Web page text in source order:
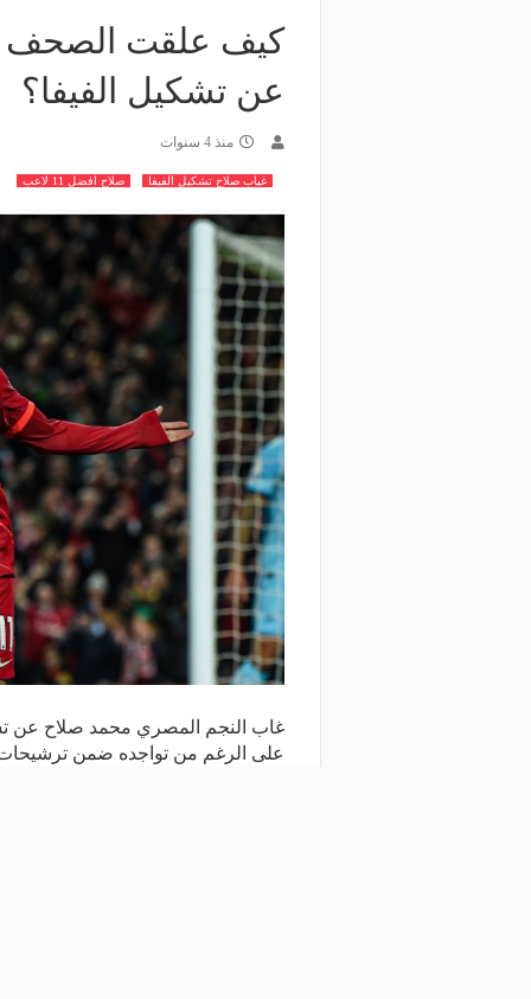
كيف علقت الصحف
عن تشكيل الفيفا؟
منذ 4 سنوات
غياب صلاح تشكيل الفيفا صلاح افضل 11 لاعب
على الرغم من تواجده ضمن ترشيحات أفضل 3 لاعبين في العالم في